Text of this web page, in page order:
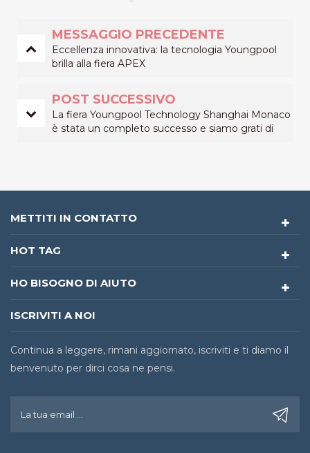
MESSAGGIO PRECEDENTE
Eccellenza innovativa: la tecnologia Youngpool
brilla alla fiera APEX
POST SUCCESSIVO
La fiera Youngpool Technology Shanghai Monaco
è stata un completo successo e siamo grati di
METTITI IN CONTATTO
HOT TAG
HO BISOGNO DI AIUTO
ISCRIVITI A NOI
Continua a leggere, rimani aggiornato, iscriviti e ti diamo il
benvenuto per dirci cosa ne pensi.